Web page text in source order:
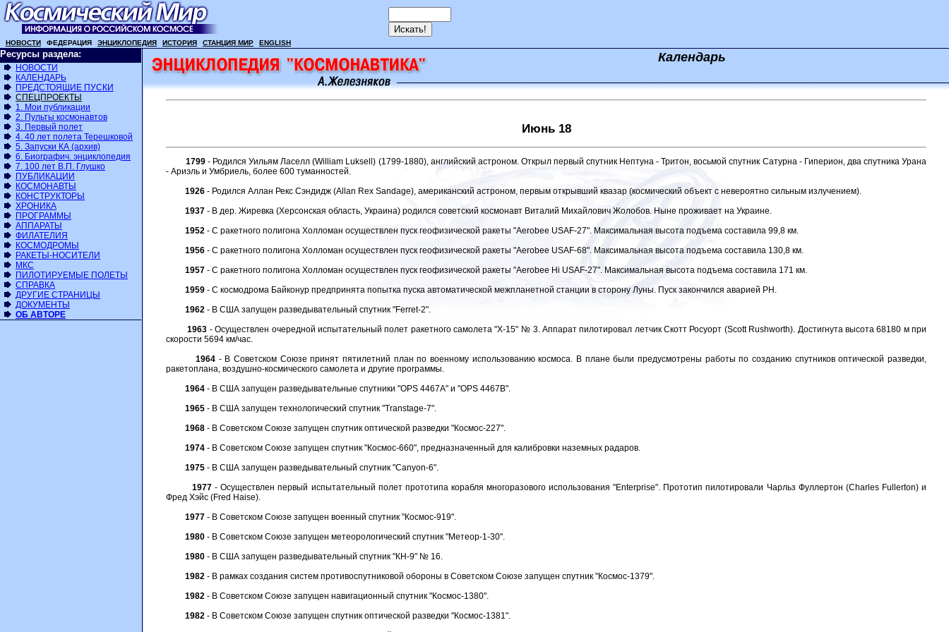
НОВОСТИ ФЕДЕРАЦИЯ ЭНЦИКЛОПЕДИЯ ИСТОРИЯ СТАНЦИЯ МИР ENGLISH
Ресурсы раздела:
НОВОСТИ
КАЛЕНДАРЬ
ПРЕДСТОЯЩИЕ ПУСКИ
СПЕЦПРОЕКТЫ
1. Мои публикации
2. Пульты космонавтов
3. Первый полет
4. 40 лет полета Терешковой
5. Запуски КА (архив)
6. Биографич. энциклопедия
7. 100 лет В.П. Глушко
ПУБЛИКАЦИИ
КОСМОНАВТЫ
КОНСТРУКТОРЫ
ХРОНИКА
ПРОГРАММЫ
АППАРАТЫ
ФИЛАТЕЛИЯ
КОСМОДРОМЫ
РАКЕТЫ-НОСИТЕЛИ
МКС
ПИЛОТИРУЕМЫЕ ПОЛЕТЫ
СПРАВКА
ДРУГИЕ СТРАНИЦЫ
ДОКУМЕНТЫ
ОБ АВТОРЕ
Календарь
Июнь 18
1799- Родился Уильям Ласелл (William Luksell) (1799-1880), английский астроном. Открыл первый спутник Нептуна - Тритон, восьмой спутник Сатурна - Гиперион, два спутника Урана
- Ариэль и Умбриель, более 600 туманностей.
1926 - Родился Аллан Рекс Сэндидж (Allan Rex Sandage), американский астроном, первым открывший квазар (космический объект с невероятно сильным излучением).
1937 - В дер. Жиревка (Херсонская область, Украина) родился советский космонавт Виталий Михайлович Жолобов. Ныне проживает на Украине.
1952 - С ракетного полигона Холломан осуществлен пуск геофизической ракеты "Aerobee USAF-27". Максимальная высота подъема составила 99,8 км.
1956 - С ракетного полигона Холломан осуществлен пуск геофизической ракеты "Aerobee USAF-68". Максимальная высота подъема составила 130,8 км.
1957 - С ракетного полигона Холломан осуществлен пуск геофизической ракеты "Aerobee Hi USAF-27". Максимальная высота подъема составила 171 км.
1959 - С космодрома Байконур предпринята попытка пуска автоматической межпланетной станции в сторону Луны. Пуск закончился аварией РН.
1962 - В США запущен разведывательный спутник "Ferret-2".
1963 - Осуществлен очередной испытательный полет ракетного самолета "Х-15" № 3. Аппарат пилотировал летчик Скотт Росуорт (Scott Rushworth). Достигнута высота 68180 м при
скорости 5694 км/час.
1964 - В Советском Союзе принят пятилетний план по военному использованию космоса. В плане были предусмотрены работы по созданию спутников оптической разведки,
ракетоплана, воздушно-космического самолета и другие программы.
1964 - В США запущен разведывательные спутники "OPS 4467A" и "OPS 4467B".
1965 - В США запущен технологический спутник "Transtage-7".
1968 - В Советском Союзе запущен спутник оптической разведки "Космос-227".
1974 - В Советском Союзе запущен спутник "Космос-660", предназначенный для калибровки наземных радаров.
1975 - В США запущен разведывательный спутник "Canyon-6".
1977 - Осуществлен первый испытательный полет прототипа корабля многоразового использования "Enterprise". Прототип пилотировали Чарльз Фуллертон (Charles Fullerton) и
Фред Хэйс (Fred Haise).
1977 - В Советском Союзе запущен военный спутник "Космос-919".
1980 - В Советском Союзе запущен метеорологический спутник "Метеор-1-30".
1980 - В США запущен разведывательный спутник "КН-9" № 16.
1982 - В рамках создания систем противоспутниковой обороны в Советском Союзе запущен спутник "Космос-1379".
1982 - В Советском Союзе запущен навигационный спутник "Космос-1380".
1982 - В Советском Союзе запущен спутник оптической разведки "Космос-1381".